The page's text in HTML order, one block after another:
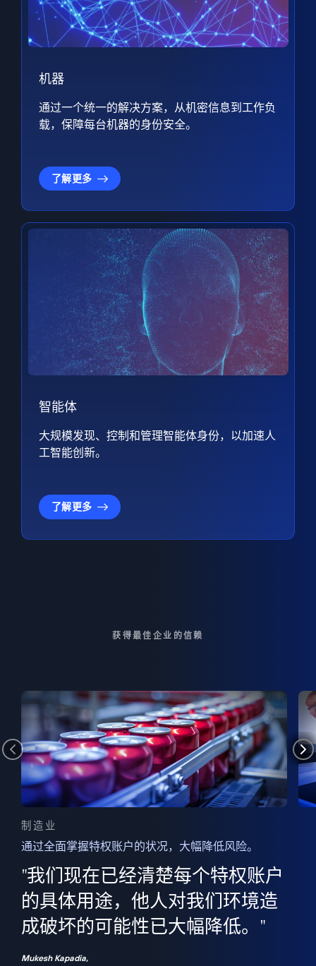
机器
通过一个统一的解决方案，从机密信息到工作负
载，保障每台机器的身份安全。
了解更多
智能体
大规模发现、控制和管理智能体身份，以加速人
工智能创新。
了解更多
获得最佳企业的信赖
制造业
通过全面掌握特权账户的状况，大幅降低风险。
"我们现在已经清楚每个特权账户
的具体用途，他人对我们环境造
成破坏的可能性已大幅降低。"
Mukesh Kapadia,